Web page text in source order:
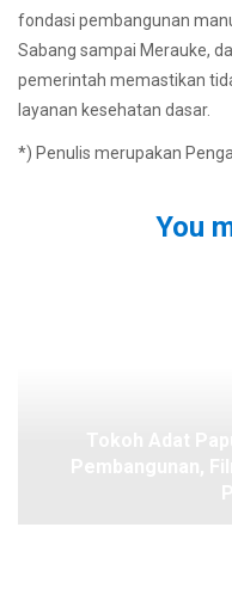
fondasi pembangunan
Sabang sampai Merauke,
pemerintah memastikan
layanan kesehatan dasar.
*) Penulis merupakan
You